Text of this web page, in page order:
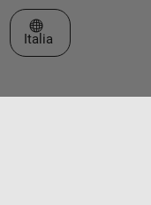
Seleziona un sito web
Italia